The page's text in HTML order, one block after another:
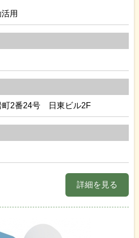
用
町2番24号 日東ビル2F
詳細を見る